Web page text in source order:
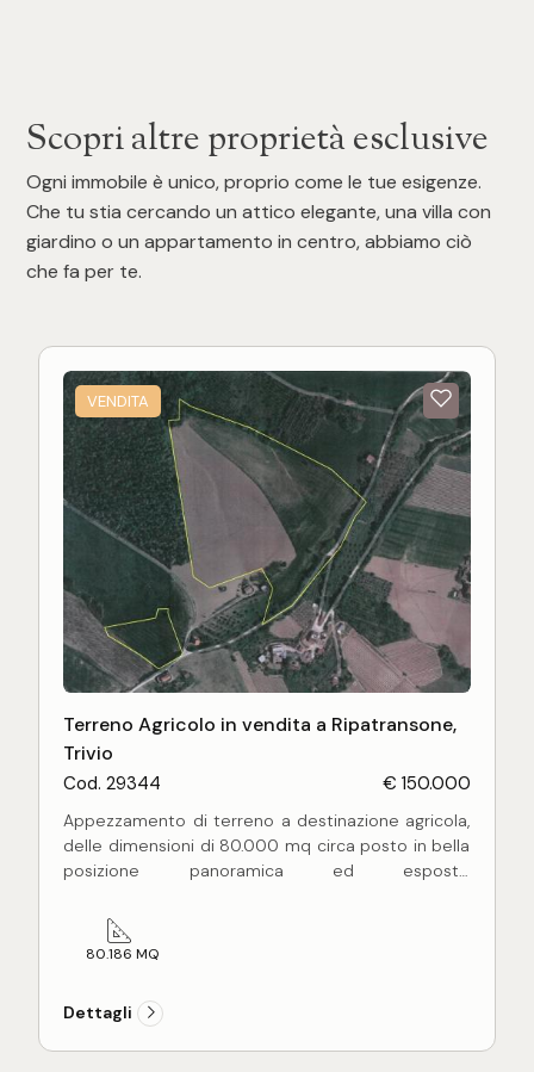
Scopri altre proprietà esclusive
Ogni immobile è unico, proprio come le tue esigenze.
Che tu stia cercando un attico elegante, una villa con
giardino o un appartamento in centro, abbiamo ciò
che fa per te.
VENDITA
Terreno Agricolo in vendita a Ripatransone,
Trivio
Cod. 29344 € 150.000
Appezzamento di terreno a destinazione agricola,
delle dimensioni di 80.000 mq circa posto in bella
posizione panoramica ed esposto
La proprietà è perfettamente lavorabile sull'intera
superficie ed attualmente a destinazione
L'accesso al terreno risulta essere comodo grazie
ad una strada asfaltata quindi raggiungibile con
tutti i mezzi.
80.186 MQ
Dettagli